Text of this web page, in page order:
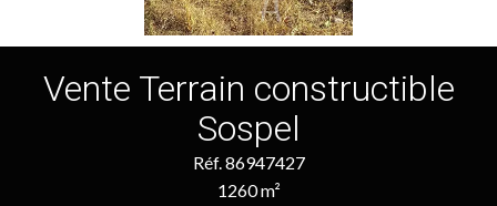
Vente Terrain constructible
Sospel
Réf. 86947427
1260 m²